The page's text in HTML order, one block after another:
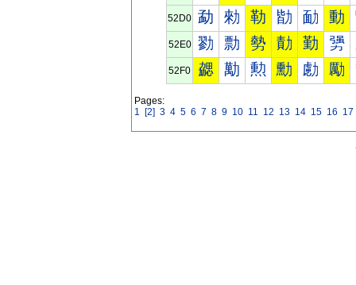
52D0 勐 勑 勒 勓 勔 動
52E0 勠 勡 勢 勣 勤 勥
52F0 勰 勱 勲 勳 勴 勵
Pages:
1 [2] 3 4 5 6 7 8 9 10 11 12 13 14 15 16 17